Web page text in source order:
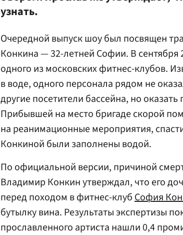
узнать.
Очередной выпуск шоу был посвящен
Конкина — 32-летней Софии. В сентября
одного из московских фитнес-клубов.
в воде, одного персонала рядом не
другие посетители бассейна, но
Прибывшей на место бригаде скорой
на реанимационные мероприятия,
Конкиной были заполнены водой.
По официальной версии, причиной
Владимир Конкин утверждал, что его
перед походом в фитнес-клубСофия
бутылку вина. Результаты экспертизы
прославленного артиста нашли 0,4